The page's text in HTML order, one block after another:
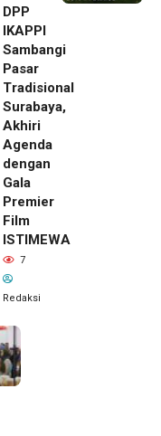
DPP
IKAPPI
Sambangi
Pasar
Tradisional
Surabaya,
Akhiri
Agenda
dengan
Gala
Premier
Film
ISTIMEWA
7
Redaksi